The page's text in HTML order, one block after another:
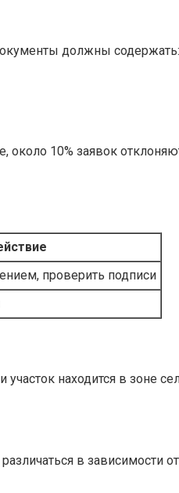
должны содержать:
10% заявок
проверить подписи
находится в зоне
в зависимости